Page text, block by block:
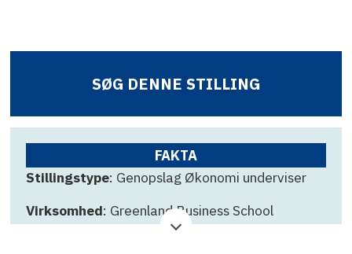
SØG DENNE STILLING
FAKTA
Stillingstype: Genopslag Økonomi underviser
Virksomhed: Greenland Business School